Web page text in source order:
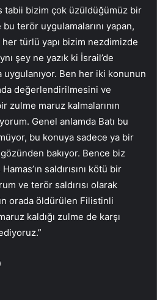
tabii bizim çok üzüldüğümüz bir
bu terör uygulamalarını yapan,
türlü yapı bizim nezdimizde
şey ne yazık ki İsrail’de
Ben her iki konunun
değerlendirilmesini ve
zulme maruz kalmalarının
Genel anlamda Batı bu
bu konuya sadece ya bir
bakıyor. Bence biz
saldırısını kötü bir
ve terör saldırısı olarak
orada öldürülen Filistinli
kaldığı zulme de karşı